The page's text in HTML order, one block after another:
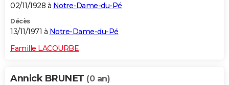
02/11/1928 à Notre-Dame-du-Pé
Décès
13/11/1971 à Notre-Dame-du-Pé
Famille LACOURBE
Annick BRUNET (0 an)